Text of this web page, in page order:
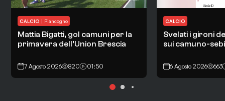
CALCIO | Piancogno
Mattia Bigatti, gol camuni per la
primavera dell’Union Brescia
7 Agosto 2026 820 01:50
CALCIO
Svelati i gironi
sui camuno-
6 Agosto 2026 663